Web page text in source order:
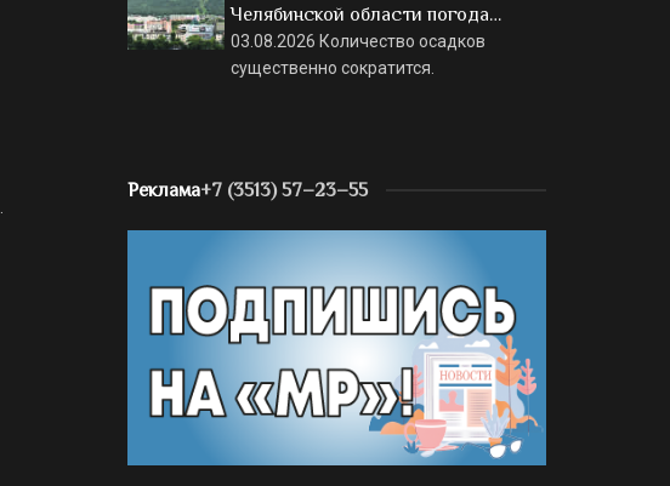
Челябинской области погода…
03.08.2026 Количество осадков
существенно сократится.
Реклама+7 (3513) 57–23–55